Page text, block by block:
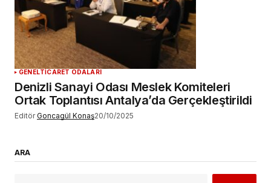
GENELTICARET ODALARI
Denizli Sanayi Odası Meslek Komiteleri
Ortak Toplantısı Antalya’da Gerçekleştirildi
Editör Goncagül Konaş20/10/2025
ARA